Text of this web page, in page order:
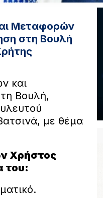
Μεταφορών
στη Βουλή
και
Βουλή,
με θέμα
Χρήστος
του: